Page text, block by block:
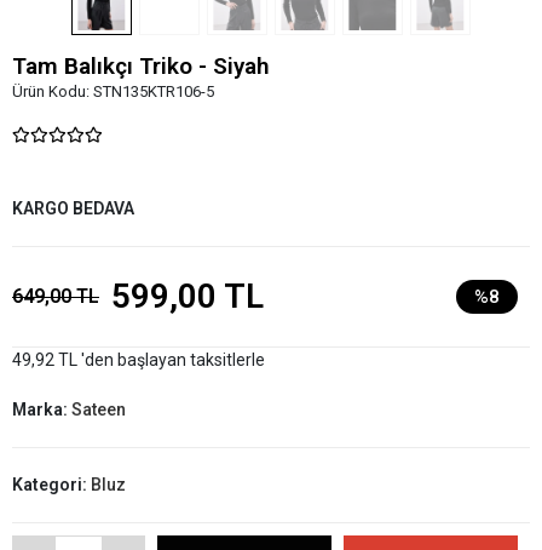
Tam Balıkçı Triko - Siyah
Ürün Kodu: STN135KTR106-5
KARGO BEDAVA
649,00 TL 599,00 TL %8
49,92 TL 'den başlayan taksitlerle
Marka: Sateen
Kategori: Bluz